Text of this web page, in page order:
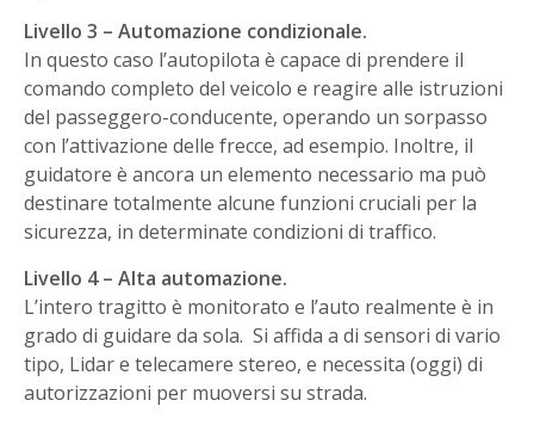
Livello 3 – Automazione condizionale.
In questo caso l’autopilota è capace di prendere il
comando completo del veicolo e reagire alle istruzioni
del passeggero-conducente, operando un sorpasso
con l’attivazione delle frecce, ad esempio. Inoltre, il
guidatore è ancora un elemento necessario ma può
destinare totalmente alcune funzioni cruciali per la
sicurezza, in determinate condizioni di traffico.
Livello 4 – Alta automazione.
L’intero tragitto è monitorato e l’auto realmente è in
grado di guidare da sola. Si affida a di sensori di vario
tipo, Lidar e telecamere stereo, e necessita (oggi) di
autorizzazioni per muoversi su strada.